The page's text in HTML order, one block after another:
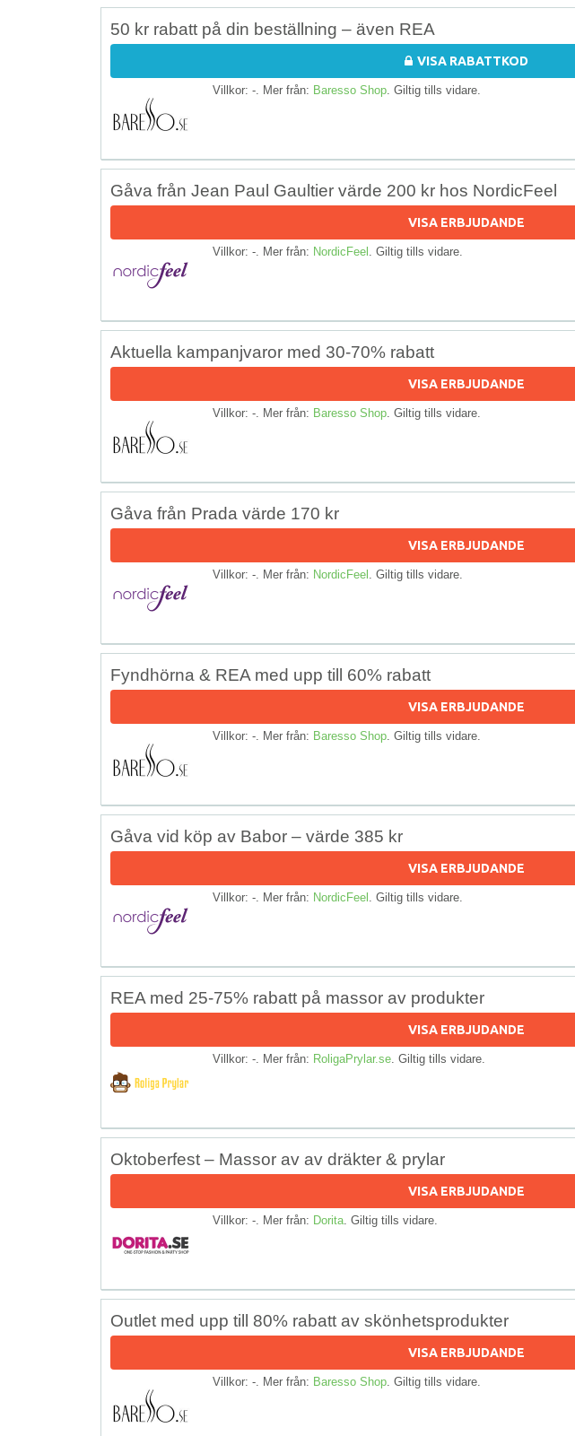
50 kr rabatt på din beställning – även REA
VISA RABATTKOD
Villkor: -. Mer från: Baresso Shop . Giltig tills vidare.
Gåva från Jean Paul Gaultier värde 200 kr hos NordicFeel
VISA ERBJUDANDE
Villkor: -. Mer från: NordicFeel . Giltig tills vidare.
Aktuella kampanjvaror med 30-70% rabatt
VISA ERBJUDANDE
Villkor: -. Mer från: Baresso Shop . Giltig tills vidare.
Gåva från Prada värde 170 kr
VISA ERBJUDANDE
Villkor: -. Mer från: NordicFeel . Giltig tills vidare.
Fyndhörna & REA med upp till 60% rabatt
VISA ERBJUDANDE
Villkor: -. Mer från: Baresso Shop . Giltig tills vidare.
Gåva vid köp av Babor – värde 385 kr
VISA ERBJUDANDE
Villkor: -. Mer från: NordicFeel . Giltig tills vidare.
REA med 25-75% rabatt på massor av produkter
VISA ERBJUDANDE
Villkor: -. Mer från: RoligaPrylar.se . Giltig tills vidare.
Oktoberfest – Massor av av dräkter & prylar
VISA ERBJUDANDE
Villkor: -. Mer från: Dorita . Giltig tills vidare.
Outlet med upp till 80% rabatt av skönhetsprodukter
VISA ERBJUDANDE
Villkor: -. Mer från: Baresso Shop . Giltig tills vidare.